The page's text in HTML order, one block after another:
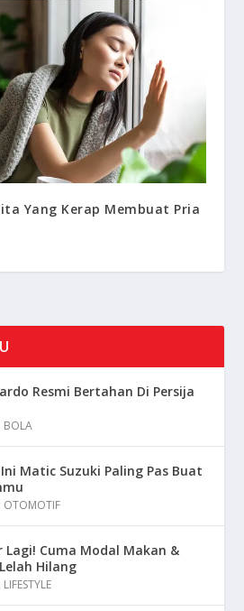
Yang Kerap Membuat Pria
Resmi Bertahan Di Persija
BOLA
Matic Suzuki Paling Pas Buat
OTOMOTIF
Lagi! Cuma Modal Makan &
Hilang
LIFESTYLE